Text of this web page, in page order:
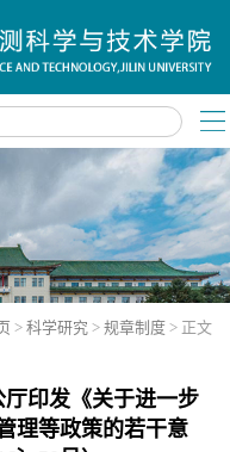
> 科学研究 > 规章制度 > 正文
印发《关于进一步
理等政策的若干意